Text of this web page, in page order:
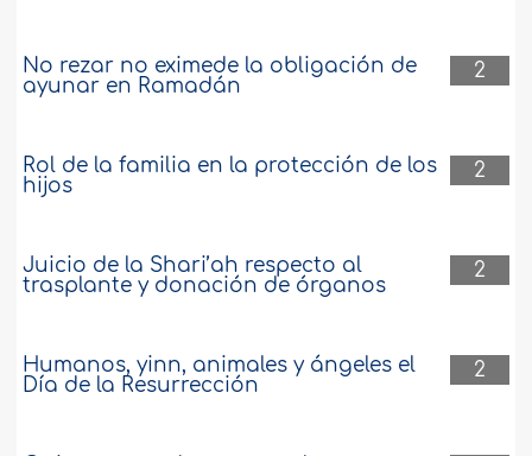
2
No rezar no eximede la obligación de
ayunar en Ramadán
2
Rol de la familia en la protección de los
hijos
2
Juicio de la Shari’ah respecto al
trasplante y donación de órganos
2
Humanos, yinn, animales y ángeles el
Día de la Resurrección